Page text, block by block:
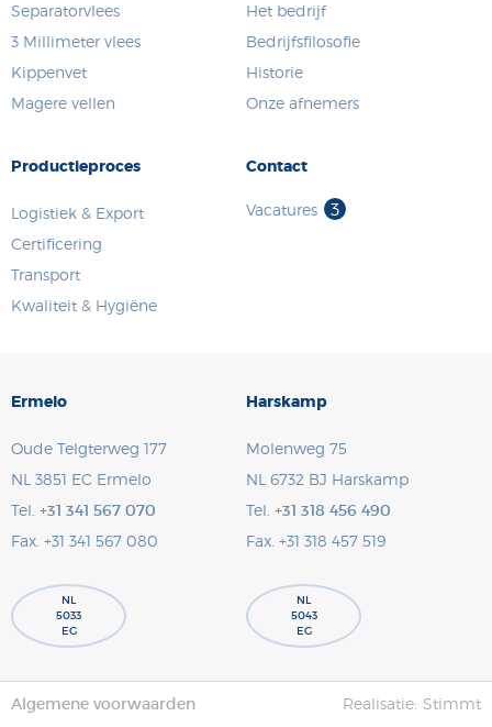
Separatorvlees
3 Millimeter vlees
Kippenvet
Magere vellen
Het bedrijf
Bedrijfsfilosofie
Historie
Onze afnemers
Productieproces
Logistiek & Export
Certificering
Transport
Kwaliteit & Hygiëne
Contact
Vacatures 3
Ermelo
Oude Telgterweg 177
NL 3851 EC Ermelo
Tel. +31 341 567 070
Fax. +31 341 567 080
NL
5033
EG
Harskamp
Molenweg 75
NL 6732 BJ Harskamp
Tel. +31 318 456 490
Fax. +31 318 457 519
NL
5043
EG
Algemene voorwaarden Realisatie: Stimmt